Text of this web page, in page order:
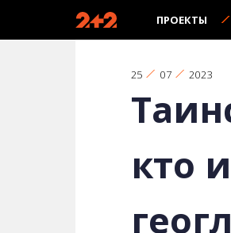
ПРОЕКТЫ
25 07 2023
кто